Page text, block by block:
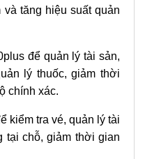
tăng hiệu suất quản
để quản lý tài sản,
lý thuốc, giảm thời
chính xác.
kiểm tra vé, quản lý tài
tại chỗ, giảm thời gian